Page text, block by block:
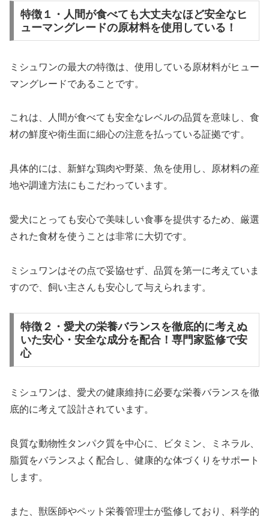
特徴１・人間が食べても大丈夫なほど安全なヒ
ューマングレードの原材料を使用している！
ミシュワンの最大の特徴は、使用している原材料がヒュー
マングレードであることです。
これは、人間が食べても安全なレベルの品質を意味し、食
材の鮮度や衛生面に細心の注意を払っている証拠です。
具体的には、新鮮な鶏肉や野菜、魚を使用し、原材料の産
地や調達方法にもこだわっています。
愛犬にとっても安心で美味しい食事を提供するため、厳選
された食材を使うことは非常に大切です。
ミシュワンはその点で妥協せず、品質を第一に考えていま
すので、飼い主さんも安心して与えられます。
特徴２・愛犬の栄養バランスを徹底的に考えぬ
いた安心・安全な成分を配合！専門家監修で安
心
ミシュワンは、愛犬の健康維持に必要な栄養バランスを徹
底的に考えて設計されています。
良質な動物性タンパク質を中心に、ビタミン、ミネラル、
脂質をバランスよく配合し、健康的な体づくりをサポート
します。
また、獣医師やペット栄養管理士が監修しており、科学的